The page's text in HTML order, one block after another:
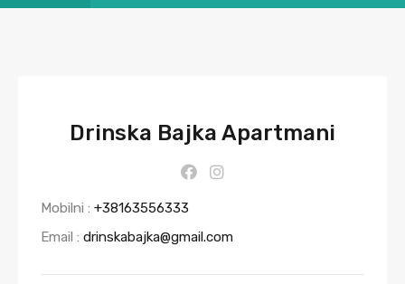
Drinska Bajka Apartmani
Mobilni : +38163556333
Email : drinskabajka@gmail.com